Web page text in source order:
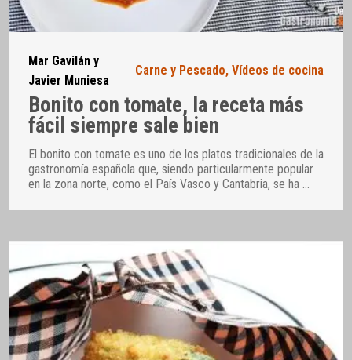
Mar Gavilán y
Javier Muniesa
Carne y Pescado, Vídeos de cocina
Bonito con tomate, la receta más
fácil siempre sale bien
El bonito con tomate es uno de los platos tradicionales de la
gastronomía española que, siendo particularmente popular
en la zona norte, como el País Vasco y Cantabria, se ha …